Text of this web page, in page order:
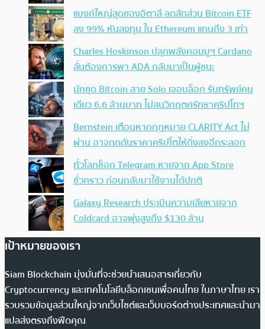
แบงก์ใหญ่สุดของอิตาลี ลดสัดส่วน Bitcoin ETF
ลง 99% หันลงทุน ใน Ethereum แทนถึง 3 เท่า
Charles Hoskinson ปลุกพลังคอมมูฯ Cardano
ลั่นต้องการพา ADA กลับมาเป็นผู้ชนะ
นักขุด Bitcoin สาย Solo เจอบล็อก รับทรัพย์คน
เดียว 6.6 ล้านบาท ไม่สนวิกฤตศรัทธาคริปโทฯ
Bernstein เตือนหากกฎหมาย CLARITY Act ไม่
ผ่าน อาจกดดันราคาคริปโตให้ดิ่งลงอีกระลอก
ทั่วโลกช็อก Telegram หายจาก App Store
ชั่วคราว ก่อนกลับมาใช้งานได้ปกติ
Galaxy Research ประเมินความเสียหายจาก
Coldcard อาจพุ่งสูงถึง $130 ล้าน
เป้าหมายของเรา
Siam Blockchain มุ่งมั่นที่จะช่วยนำเสนอสารเกี่ยวกับ
Cryptocurrency และเทคโนโลยีบล็อกเชนเพื่อคนไทย ในภาษาไทย เรา
รวบรวมข้อมูลส่วนใหญ่จากเว็บไซต์และเว็บบอร์ดต่างประเทศและนำมา
แปลส่งตรงถึงฟีดคุณ